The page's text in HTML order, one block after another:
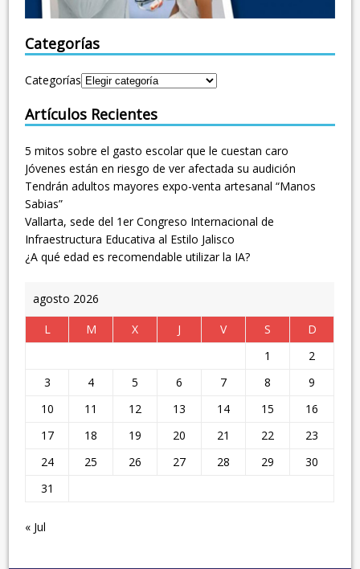
Categorías
Categorías
Artículos Recientes
5 mitos sobre el gasto escolar que le cuestan caro
Jóvenes están en riesgo de ver afectada su audición
Tendrán adultos mayores expo-venta artesanal “Manos
Sabias”
Vallarta, sede del 1er Congreso Internacional de
Infraestructura Educativa al Estilo Jalisco
¿A qué edad es recomendable utilizar la IA?
agosto 2026
L
M X J V S
D
1
2
3
4 5 6 7 8
9
10
11 12 13 14 15
16
17
18 19 20 21 22
23
24
25 26 27 28 29
30
31
« Jul